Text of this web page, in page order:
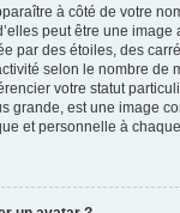
à côté de votre
peut être une image
par des étoiles, des
selon le nombre de
votre statut
grande, est une image
et personnelle à